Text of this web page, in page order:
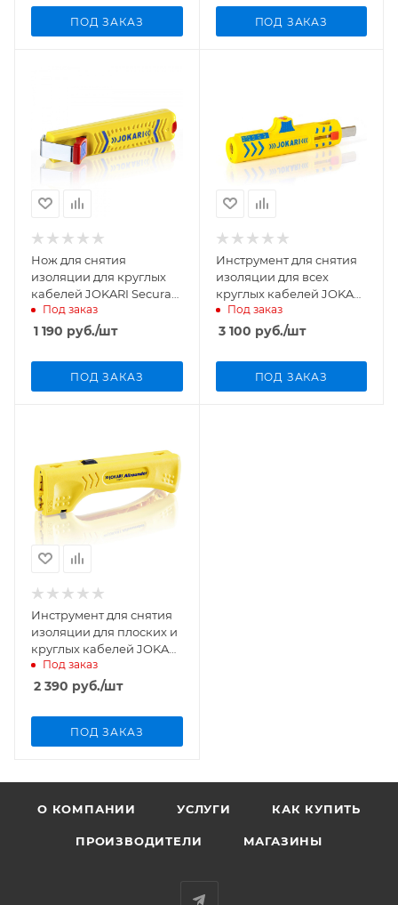
ПОД ЗАКАЗ ПОД ЗАКАЗ
Нож для снятия
изоляции для круглых
кабелей JOKARI Secura
No.16 10160
Под заказ
1 190 руб./шт
ПОД ЗАКАЗ
Инструмент для снятия
изоляции для всех
круглых кабелей JOKARI
Secura No.15 30155
Под заказ
3 100 руб./шт
ПОД ЗАКАЗ
Инструмент для снятия
изоляции для плоских и
круглых кабелей JOKARI
Allrounder 30900
Под заказ
2 390 руб./шт
ПОД ЗАКАЗ
О КОМПАНИИ УСЛУГИ КАК КУПИТЬ
ПРОИЗВОДИТЕЛИ МАГАЗИНЫ